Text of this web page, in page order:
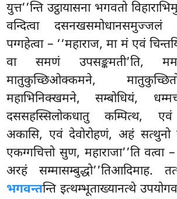
युत्त’’न्ति उट्ठायासना भगवतो
वन्दित्वा
पग्गहेत्वा – ‘‘महाराज, मा मं एवं
वा समणं उपसङ्कमती’ति,
मातुकुच्छिओक्कमने,
महाभिनिक्खमने, सम्बोधियं,
दससहस्सिलोकधातु कम्पित्थ, एवं
अकासि, एवं देवोरोहणं, अहं सत्थुनो
एकग्गचित्तो सुण, महाराजा’’ति
अरहं सम्मासम्बुद्धो’’तिआदिमाह.
भगवन्तन्ति इत्थम्भूताख्यानत्थे